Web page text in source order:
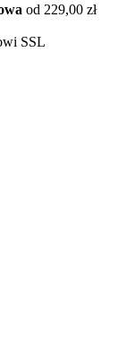
od 229,00 zł
SSL